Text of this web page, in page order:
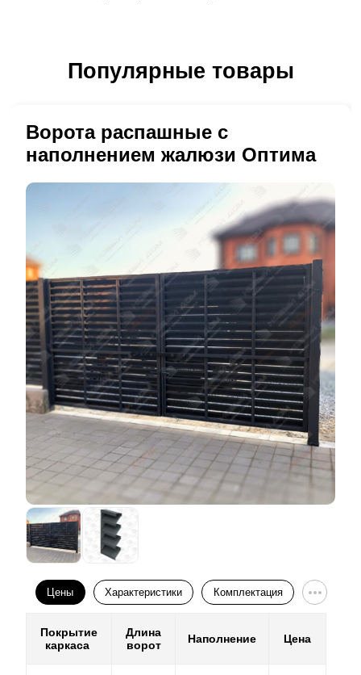
Популярные товары
Ворота распашные с
наполнением жалюзи Оптима
Цены Характеристики Комплектация
Покрытие
каркаса
Длина
ворот
Наполнение Цена